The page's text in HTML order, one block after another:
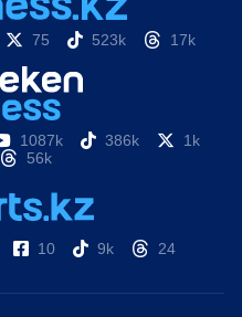
75 523k 17k
1087k 386k
1k
56k
10 9k 24